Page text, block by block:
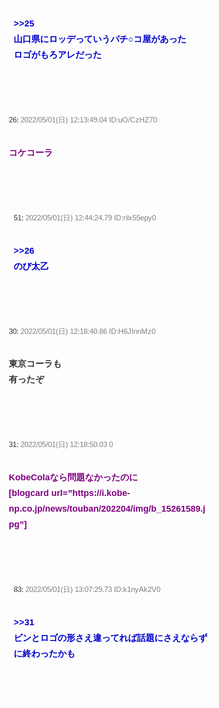
>>25
山口県にロッデっていうパチ○コ屋があった
ロゴがもろアレだった
26: 2022/05/01(日) 12:13:49.04 ID:uO/CzHZ70
コケコーラ
51: 2022/05/01(日) 12:44:24.79 ID:nlx55epy0
>>26
のび太乙
30: 2022/05/01(日) 12:18:40.86 ID:H6JInnMz0
東京コーラも
有ったぞ
31: 2022/05/01(日) 12:18:50.03 0
KobeColaなら問題なかったのに
[blogcard url=”https://i.kobe-
np.co.jp/news/touban/202204/img/b_15261589.j
pg”]
83: 2022/05/01(日) 13:07:29.73 ID:k1nyAk2V0
>>31
ビンとロゴの形さえ違ってれば話題にさえならず
に終わったかも